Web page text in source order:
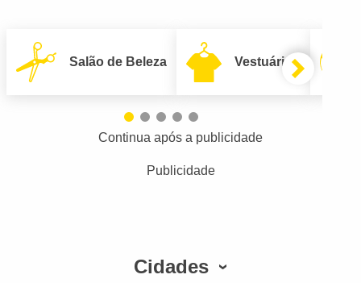
Salão de Beleza Vestuário
Continua após a publicidade
Publicidade
Cidades